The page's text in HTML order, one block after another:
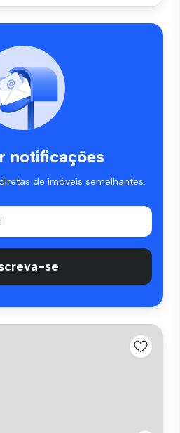
notificações
de imóveis semelhantes.
se